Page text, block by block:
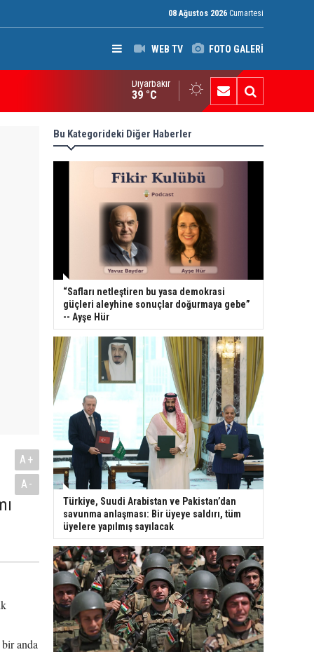
08 Ağustos 2026 Cumartesi
WEB TV FOTO GALERİ
Raporu: Peşmerge, Washington'ın Ortadoğu'daki En Önemli
Diyarbakır
39 °C
A+
A-
anda
Bu Kategorideki Diğer Haberler
“Safları netleştiren bu yasa demokrasi
güçleri aleyhine sonuçlar doğurmaya gebe”
-- Ayşe Hür
Türkiye, Suudi Arabistan ve Pakistan’dan
savunma anlaşması: Bir üyeye saldırı, tüm
üyelere yapılmış sayılacak